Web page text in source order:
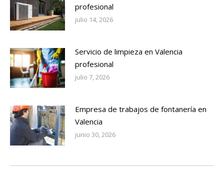
profesional
julio 14, 2026
Servicio de limpieza en Valencia
profesional
julio 7, 2026
Empresa de trabajos de fontanería en
Valencia
junio 30, 2026